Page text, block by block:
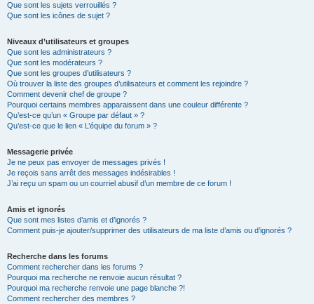
Que sont les sujets verrouillés ?
Que sont les icônes de sujet ?
Niveaux d’utilisateurs et groupes
Que sont les administrateurs ?
Que sont les modérateurs ?
Que sont les groupes d’utilisateurs ?
Où trouver la liste des groupes d’utilisateurs et comment les rejoindre ?
Comment devenir chef de groupe ?
Pourquoi certains membres apparaissent dans une couleur différente ?
Qu’est-ce qu’un « Groupe par défaut » ?
Qu’est-ce que le lien « L’équipe du forum » ?
Messagerie privée
Je ne peux pas envoyer de messages privés !
Je reçois sans arrêt des messages indésirables !
J’ai reçu un spam ou un courriel abusif d’un membre de ce forum !
Amis et ignorés
Que sont mes listes d’amis et d’ignorés ?
Comment puis-je ajouter/supprimer des utilisateurs de ma liste d’amis ou d’ignorés ?
Recherche dans les forums
Comment rechercher dans les forums ?
Pourquoi ma recherche ne renvoie aucun résultat ?
Pourquoi ma recherche renvoie une page blanche ?!
Comment rechercher des membres ?